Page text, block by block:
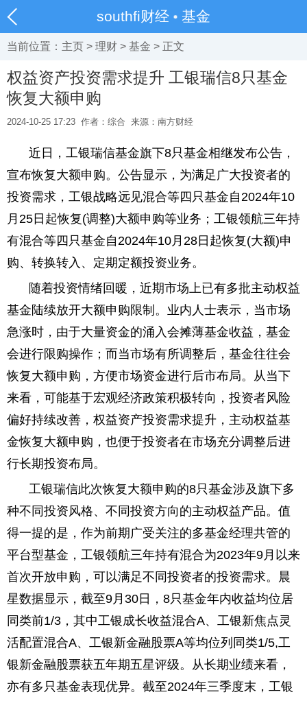
southfi财经 基金
当前位置： 主页 > 理财 > 基金 > 正文
权益资产投资需求提升 工银瑞信8只基金
恢复大额申购
2024-10-25 17:23 作者：综合 来源：南方财经
近日，工银瑞信基金旗下8只基金相继发布公告，
宣布恢复大额申购。公告显示，为满足广大投资者的
投资需求，工银战略远见混合等四只基金自2024年10
月25日起恢复(调整)大额申购等业务；工银领航三年持
有混合等四只基金自2024年10月28日起恢复(大额)申
购、转换转入、定期定额投资业务。
随着投资情绪回暖，近期市场上已有多批主动权益
基金陆续放开大额申购限制。业内人士表示，当市场
急涨时，由于大量资金的涌入会摊薄基金收益，基金
会进行限购操作；而当市场有所调整后，基金往往会
恢复大额申购，方便市场资金进行后市布局。从当下
来看，可能基于宏观经济政策积极转向，投资者风险
偏好持续改善，权益资产投资需求提升，主动权益基
金恢复大额申购，也便于投资者在市场充分调整后进
行长期投资布局。
工银瑞信此次恢复大额申购的8只基金涉及旗下多
种不同投资风格、不同投资方向的主动权益产品。值
得一提的是，作为前期广受关注的多基金经理共管的
平台型基金，工银领航三年持有混合为2023年9月以来
首次开放申购，可以满足不同投资者的投资需求。晨
星数据显示，截至9月30日，8只基金年内收益均位居
同类前1/3，其中工银成长收益混合A、工银新焦点灵
活配置混合A、工银新金融股票A等均位列同类1/5,工
银新金融股票获五年期五星评级。从长期业绩来看，
亦有多只基金表现优异。截至2024年三季度末，工银